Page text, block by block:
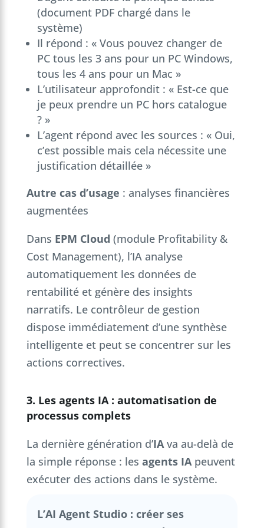
(document PDF chargé dans le
système)
Il répond : « Vous pouvez changer de
PC tous les 3 ans pour un PC Windows,
tous les 4 ans pour un Mac »
L’utilisateur approfondit : « Est-ce que
je peux prendre un PC hors catalogue
? »
L’agent répond avec les sources : « Oui,
c’est possible mais cela nécessite une
justification détaillée »
Autre cas d’usage : analyses financières
augmentées
Dans EPM Cloud (module Profitability &
Cost Management), l’IA analyse
automatiquement les données de
rentabilité et génère des insights
narratifs. Le contrôleur de gestion
dispose immédiatement d’une synthèse
intelligente et peut se concentrer sur les
actions correctives.
3. Les agents IA : automatisation de
processus complets
La dernière génération d’IAva au-delà de
la simple réponse : les agents IApeuvent
exécuter des actions dans le système.
L’AI Agent Studio : créer ses